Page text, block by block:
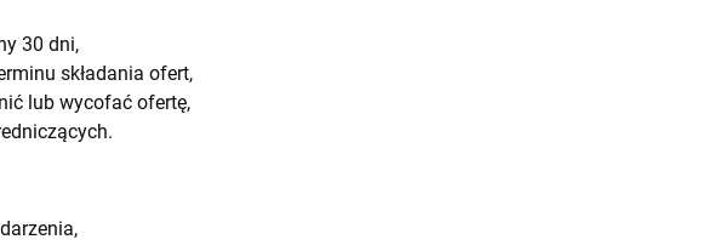
30 dni,
składania ofert,
lub wycofać ofertę,